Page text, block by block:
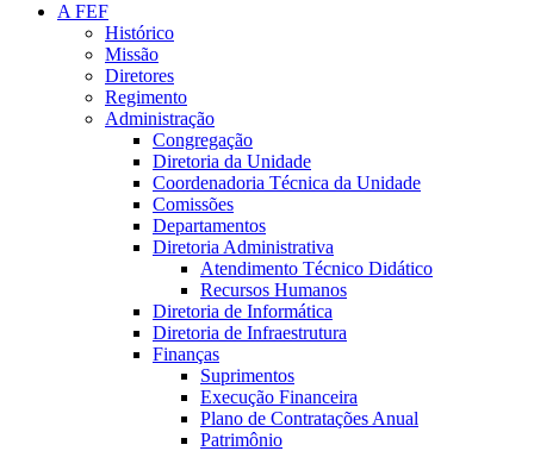
A FEF
Histórico
Missão
Diretores
Regimento
Administração
Congregação
Diretoria da Unidade
Coordenadoria Técnica da Unidade
Comissões
Departamentos
Diretoria Administrativa
Atendimento Técnico Didático
Recursos Humanos
Diretoria de Informática
Diretoria de Infraestrutura
Finanças
Suprimentos
Execução Financeira
Plano de Contratações Anual
Patrimônio